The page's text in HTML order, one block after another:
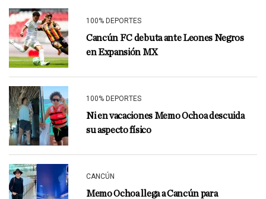
100% DEPORTES
Cancún FC debuta ante Leones Negros
en Expansión MX
100% DEPORTES
Ni en vacaciones Memo Ochoa descuida
su aspecto físico
CANCÚN
Memo Ochoa llega a Cancún para